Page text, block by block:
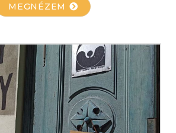
MEGNÉZEM